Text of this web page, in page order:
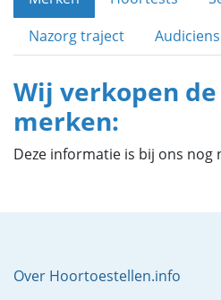
Nazorg traject
Wij verkopen
merken:
Deze informatie is bij ons nog
Over Hoortoestellen.info